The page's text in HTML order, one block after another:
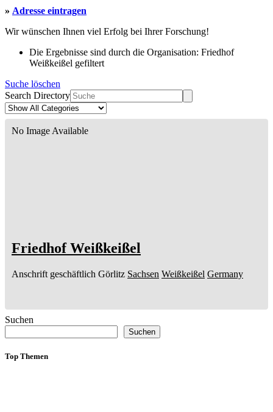
» Adresse eintragen
Wir wünschen Ihnen viel Erfolg bei Ihrer Forschung!
Die Ergebnisse sind durch die Organisation: Friedhof
Weißkeißel gefiltert
Suche löschen
Search Directory
No Image Available
Friedhof Weißkeißel
Anschrift geschäftlich Görlitz Sachsen Weißkeißel Germany
Suchen
Suchen
Top Themen